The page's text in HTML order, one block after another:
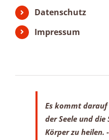
Datenschutz
Impressum
Es kommt
der Seele und die
Körper zu heilen.